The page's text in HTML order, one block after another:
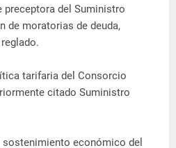
del Suministro
de moratorias de deuda,
tarifaria del Consorcio
citado Suministro
económico del